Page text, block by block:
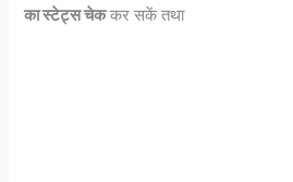
का स्टेट्स चेककर सकें तथा